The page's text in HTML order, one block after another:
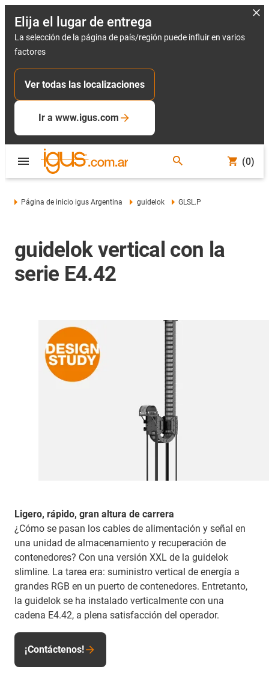
Elija el lugar de entrega
La selección de la página de país/región puede influir en varios
factores
Ver todas las localizaciones
Ir a www.igus.com
(0)
Página de inicio igus Argentina guidelok GLSL.P
guidelok vertical con la
serie E4.42
Ligero, rápido, gran altura de carrera
¿Cómo se pasan los cables de alimentación y señal en
una unidad de almacenamiento y recuperación de
contenedores? Con una versión XXL de la guidelok
slimline. La tarea era: suministro vertical de energía a
grandes RGB en un puerto de contenedores. Entretanto,
la guidelok se ha instalado verticalmente con una
cadena E4.42, a plena satisfacción del operador.
¡Contáctenos!